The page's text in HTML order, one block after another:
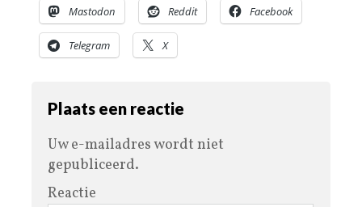
Mastodon Reddit Facebook
Telegram X
Plaats een reactie
Uw e-mailadres wordt niet
gepubliceerd.
Reactie